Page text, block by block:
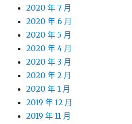
2020 年 7 月
2020 年 6 月
2020 年 5 月
2020 年 4 月
2020 年 3 月
2020 年 2 月
2020 年 1 月
2019 年 12 月
2019 年 11 月